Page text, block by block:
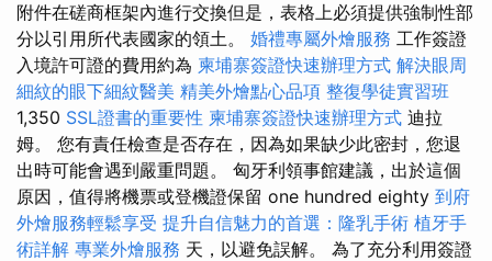
附件在磋商框架內進行交換但是，表格上必須提供強制性部
分以引用所代表國家的領土。 婚禮專屬外燴服務 工作簽證
入境許可證的費用約為 柬埔寨簽證快速辦理方式 解決眼周
細紋的眼下細紋醫美 精美外燴點心品項 整復學徒實習班
1,350 SSL證書的重要性 柬埔寨簽證快速辦理方式 迪拉
姆。 您有責任檢查是否存在，因為如果缺少此密封，您退
出時可能會遇到嚴重問題。 匈牙利領事館建議，出於這個
原因，值得將機票或登機證保留 one hundred eighty 到府
外燴服務輕鬆享受 提升自信魅力的首選：隆乳手術 植牙手
術詳解 專業外燴服務 天，以避免誤解。 為了充分利用簽證